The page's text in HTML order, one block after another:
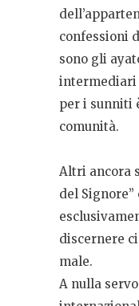
confessioni
sono gli
intermediari
per i sunniti
comunità.
Altri ancora
del
discernere
male.
A nulla